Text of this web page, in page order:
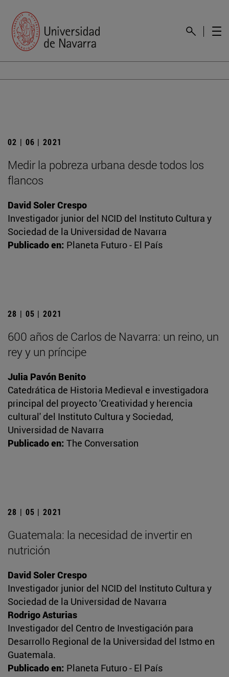
02 | 06 | 2021
Medir la pobreza urbana desde todos los
flancos
David Soler Crespo
Investigador junior del NCID del Instituto Cultura y
Sociedad de la Universidad de Navarra
Publicado en: Planeta Futuro - El País
28 | 05 | 2021
600 años de Carlos de Navarra: un reino, un
rey y un príncipe
Julia Pavón Benito
Catedrática de Historia Medieval e investigadora
principal del proyecto 'Creatividad y herencia
cultural' del Instituto Cultura y Sociedad,
Universidad de Navarra
Publicado en: The Conversation
28 | 05 | 2021
Guatemala: la necesidad de invertir en
nutrición
David Soler Crespo
Investigador junior del NCID del Instituto Cultura y
Sociedad de la Universidad de Navarra
Rodrigo Asturias
Investigador del Centro de Investigación para
Desarrollo Regional de la Universidad del Istmo en
Guatemala.
Publicado en: Planeta Futuro - El País